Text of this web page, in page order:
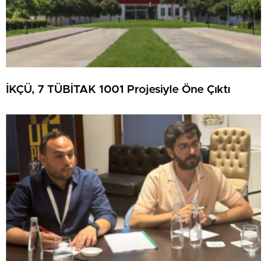
İKÇÜ, 7 TÜBİTAK 1001 Projesiyle Öne Çıktı